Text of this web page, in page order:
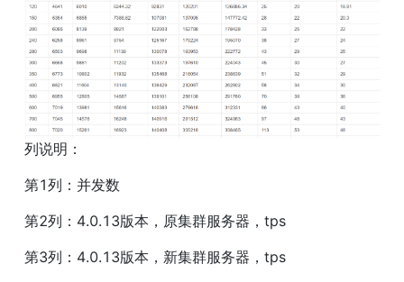
列说明：
第1列：并发数
第2列：4.0.13版本，原集群服务器，tps
第3列：4.0.13版本，新集群服务器，tps